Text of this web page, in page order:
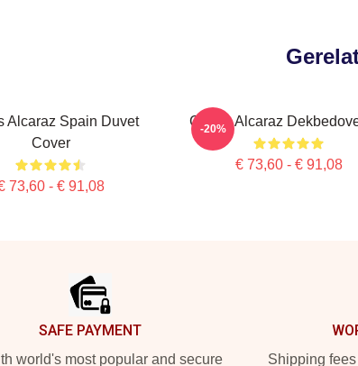
Alcaraz Spain Duvet
Cover
73,60 - € 91,08
Carlos Alcaraz
€ 73,60 - € 91,08
-20%
SAFE PAYMENT
world's most popular and secure Shipping